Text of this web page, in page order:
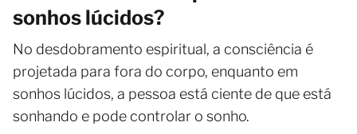
sonhos lúcidos?
No desdobramento espiritual, a consciência é
projetada para fora do corpo, enquanto em
sonhos lúcidos, a pessoa está ciente de que está
sonhando e pode controlar o sonho.